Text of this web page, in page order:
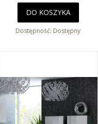
DO KOSZYKA
Dostępność: Dostępny